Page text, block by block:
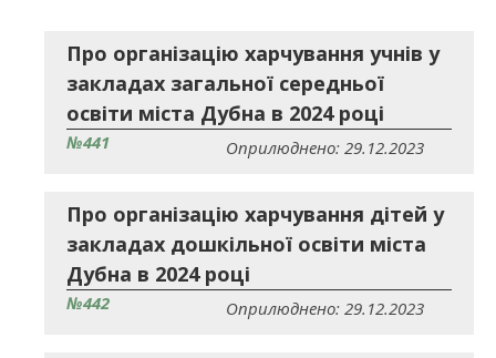
Про організацію харчування учнів у
закладах загальної середньої
освіти міста Дубна в 2024 році
№441 Оприлюднено: 29.12.2023
Про організацію харчування дітей у
закладах дошкільної освіти міста
Дубна в 2024 році
№442 Оприлюднено: 29.12.2023